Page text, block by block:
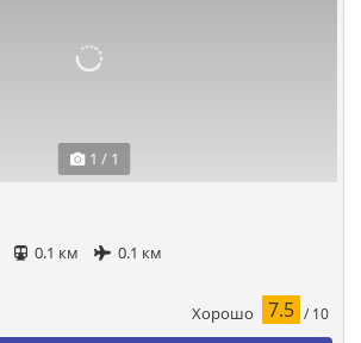
1 / 1
0.1 км 0.1 км
Хорошо 7.5 / 10